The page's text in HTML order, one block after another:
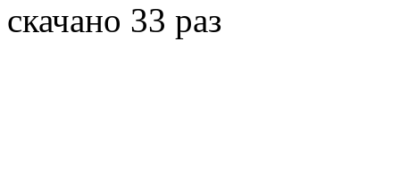
скачано 33 раз